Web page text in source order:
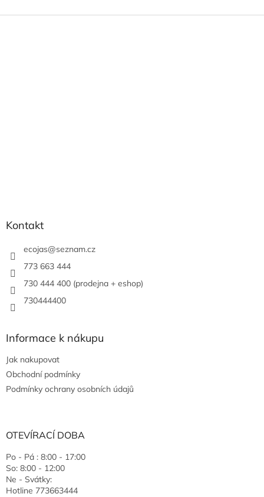
Kontakt
ecojas@seznam.cz
773 663 444
730 444 400 (prodejna + eshop)
730444400
Informace k nákupu
Jak nakupovat
Obchodní podmínky
Podmínky ochrany osobních údajů
OTEVÍRACÍ DOBA
Po - Pá : 8:00 - 17:00
So: 8:00 - 12:00
Ne - Svátky:
Hotline 773663444